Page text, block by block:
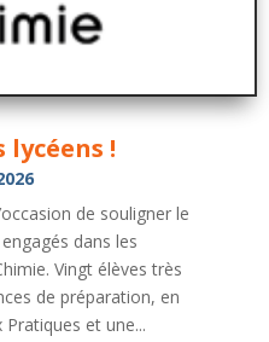
lycéens !
de souligner le
dans les
Vingt élèves très
de préparation, en
Pratiques et une...